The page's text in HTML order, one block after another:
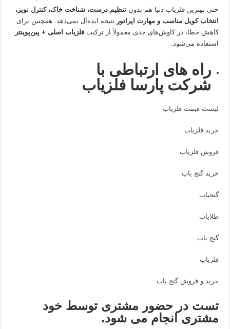
حتی بهترین فلزیاب دنیا هم بدونتنظیم درست، شناخت خاک، کنترل نویز،
انتخاب کویل مناسب و مهارت اپراتور نتیجه ایده‌آل نمی‌دهد. همچنین برای
کاهش خطا، در کاوش‌های جدی معمولاً از ترکیبفلزیاب اصلی + پین‌پوینتر
استفاده می‌شود.
راه های ارتباطی با
شرکت پارسا فلزیاب
لیست قیمت فلزیاب
خرید فلزیاب
فروش فلزیاب
خرید گنج یاب
گنجیاب
طلایاب
گنج یاب
فلزیاب
خرید و فروش گنج یاب
تست در حضور مشتری توسط خود
مشتری انجام می شود.